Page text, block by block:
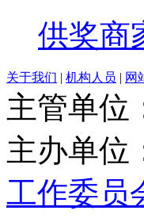
供奖商
关于我们 | 机构人员 | 网
主管单位
主办单位
工作委员